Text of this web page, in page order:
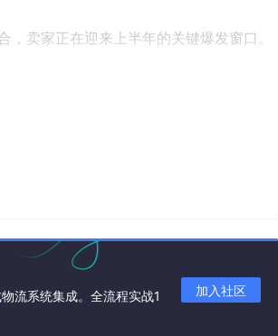
卖家正在迎来上半年的关键爆发窗口。
节前通过价格历史筛选出价格稳定、不
在节日期间的定价变动。这种“节前校准
定的“利润安全区”，让卖家以更高的确定
流系统集成。全流程实战1
加入社区